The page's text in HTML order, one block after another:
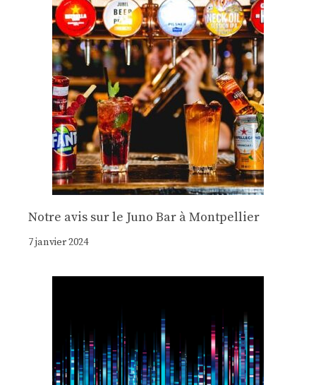
Notre avis sur le Juno Bar à Montpellier
7 janvier 2024